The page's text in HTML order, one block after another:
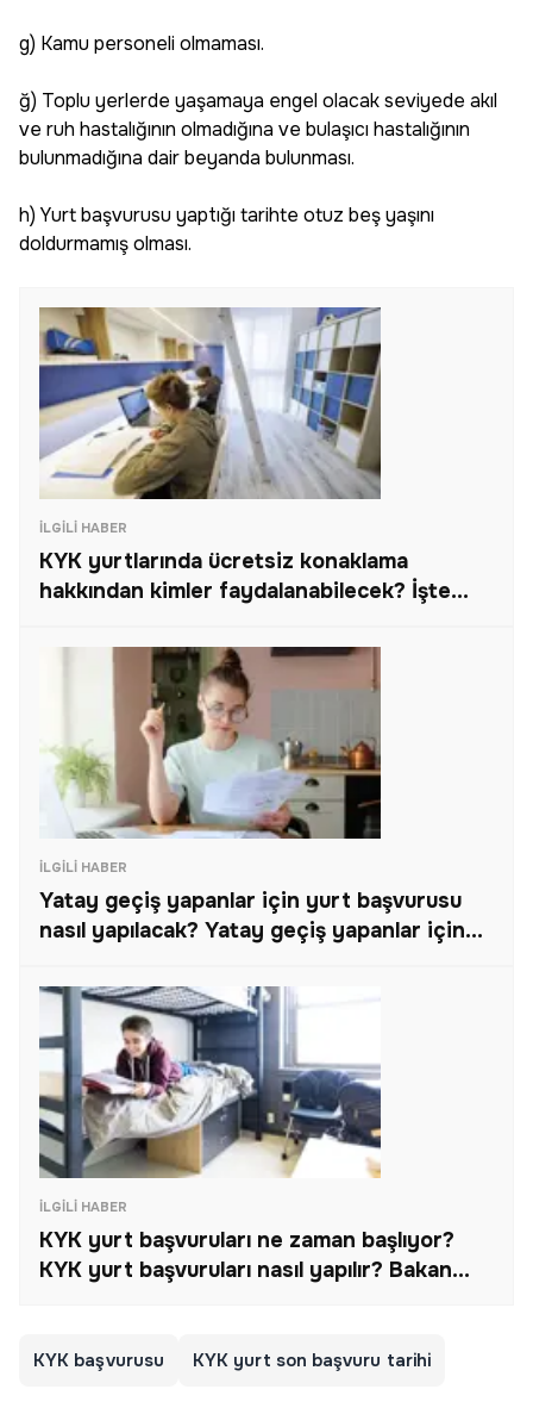
g) Kamu personeli olmaması.
ğ) Toplu yerlerde yaşamaya engel olacak seviyede akıl
ve ruh hastalığının olmadığına ve bulaşıcı hastalığının
bulunmadığına dair beyanda bulunması.
h) Yurt başvurusu yaptığı tarihte otuz beş yaşını
doldurmamış olması.
İLGILI HABER
KYK yurtlarında ücretsiz konaklama
hakkından kimler faydalanabilecek? İşte
öğrenciler!
İLGILI HABER
Yatay geçiş yapanlar için yurt başvurusu
nasıl yapılacak? Yatay geçiş yapanlar için
İLGILI HABER
KYK yurt başvuruları ne zaman başlıyor?
KYK yurt başvuruları nasıl yapılır? Bakan
KYK başvurusu KYK yurt son başvuru tarihi